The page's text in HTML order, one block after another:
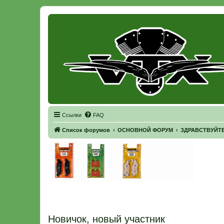
Ссылки FAQ
Список форумов ОСНОВНОЙ ФОРУМ
Новичок, новый участник